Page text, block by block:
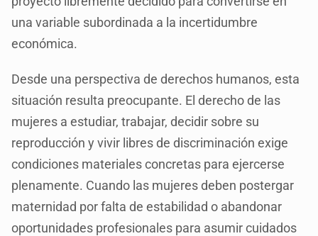
una variable subordinada a la incertidumbre
económica.
Desde una perspectiva de derechos humanos, esta
situación resulta preocupante. El derecho de las
mujeres a estudiar, trabajar, decidir sobre su
reproducción y vivir libres de discriminación exige
condiciones materiales concretas para ejercerse
plenamente. Cuando las mujeres deben postergar
maternidad por falta de estabilidad o abandonar
oportunidades profesionales para asumir cuidados